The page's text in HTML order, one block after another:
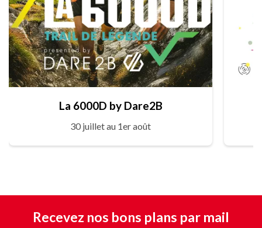
La 6000D by Dare2B
30 juillet au 1er août
Recevez nos bons plans par mail